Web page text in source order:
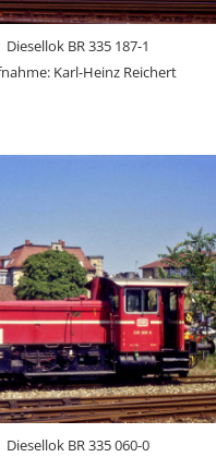
Diesellok BR 335 187-1
Karl-Heinz Reichert
Diesellok BR 335 060-0